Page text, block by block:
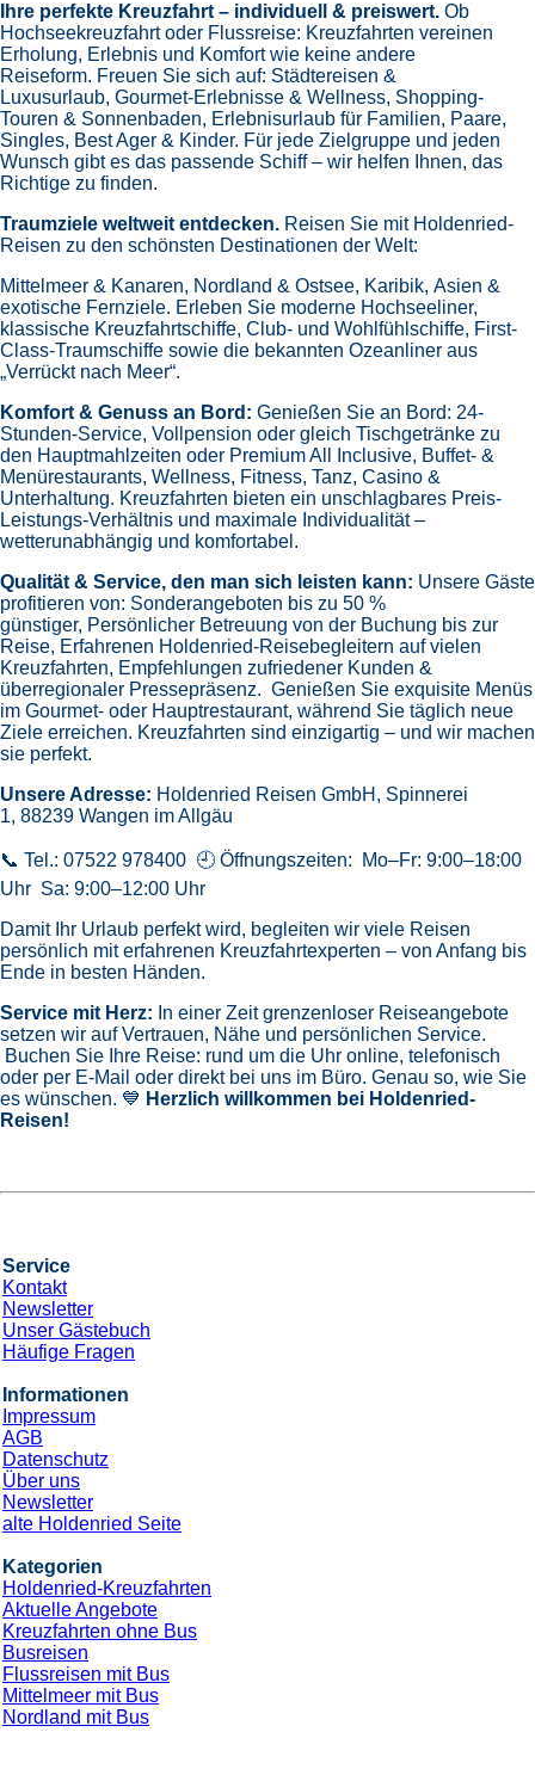
Ihre perfekte Kreuzfahrt – individuell & preiswert. Ob
Hochseekreuzfahrt oder Flussreise: Kreuzfahrten vereinen
Erholung, Erlebnis und Komfort wie keine andere
Reiseform. Freuen Sie sich auf: Städtereisen &
Luxusurlaub, Gourmet-Erlebnisse & Wellness, Shopping-
Touren & Sonnenbaden, Erlebnisurlaub für Familien, Paare,
Singles, Best Ager & Kinder. Für jede Zielgruppe und jeden
Wunsch gibt es das passende Schiff – wir helfen Ihnen, das
Richtige zu finden.
Traumziele weltweit entdecken. Reisen Sie mit Holdenried-
Reisen zu den schönsten Destinationen der Welt:
Mittelmeer & Kanaren, Nordland & Ostsee, Karibik, Asien &
exotische Fernziele. Erleben Sie moderne Hochseeliner,
klassische Kreuzfahrtschiffe, Club- und Wohlfühlschiffe, First-
Class-Traumschiffe sowie die bekannten Ozeanliner aus
„Verrückt nach Meer“.
Komfort & Genuss an Bord: Genießen Sie an Bord: 24-
Stunden-Service, Vollpension oder gleich Tischgetränke zu
den Hauptmahlzeiten oder Premium All Inclusive, Buffet- &
Menürestaurants, Wellness, Fitness, Tanz, Casino &
Unterhaltung. Kreuzfahrten bieten ein unschlagbares Preis-
Leistungs-Verhältnis und maximale Individualität –
wetterunabhängig und komfortabel.
Qualität & Service, den man sich leisten kann: Unsere Gäste
profitieren von: Sonderangeboten bis zu 50 %
günstiger, Persönlicher Betreuung von der Buchung bis zur
Reise, Erfahrenen Holdenried-Reisebegleitern auf vielen
Kreuzfahrten, Empfehlungen zufriedener Kunden &
überregionaler Pressepräsenz. Genießen Sie exquisite Menüs
im Gourmet- oder Hauptrestaurant, während Sie täglich neue
Ziele erreichen. Kreuzfahrten sind einzigartig – und wir machen
sie perfekt.
Unsere Adresse: Holdenried Reisen GmbH, Spinnerei
1, 88239 Wangen im Allgäu
📞 Tel.: 07522 978400 🕘 Öffnungszeiten: Mo–Fr: 9:00–18:00
Uhr Sa: 9:00–12:00 Uhr
Damit Ihr Urlaub perfekt wird, begleiten wir viele Reisen
persönlich mit erfahrenen Kreuzfahrtexperten – von Anfang bis
Ende in besten Händen.
Service mit Herz: In einer Zeit grenzenloser Reiseangebote
setzen wir auf Vertrauen, Nähe und persönlichen Service.
Buchen Sie Ihre Reise: rund um die Uhr online, telefonisch
oder per E-Mail oder direkt bei uns im Büro. Genau so, wie Sie
es wünschen. 💙 Herzlich willkommen bei Holdenried-
Reisen!
Service
Kontakt
Newsletter
Unser Gästebuch
Häufige Fragen
Informationen
Impressum
AGB
Datenschutz
Über uns
Newsletter
alte Holdenried Seite
Kategorien
Holdenried-Kreuzfahrten
Aktuelle Angebote
Kreuzfahrten ohne Bus
Busreisen
Flussreisen mit Bus
Mittelmeer mit Bus
Nordland mit Bus